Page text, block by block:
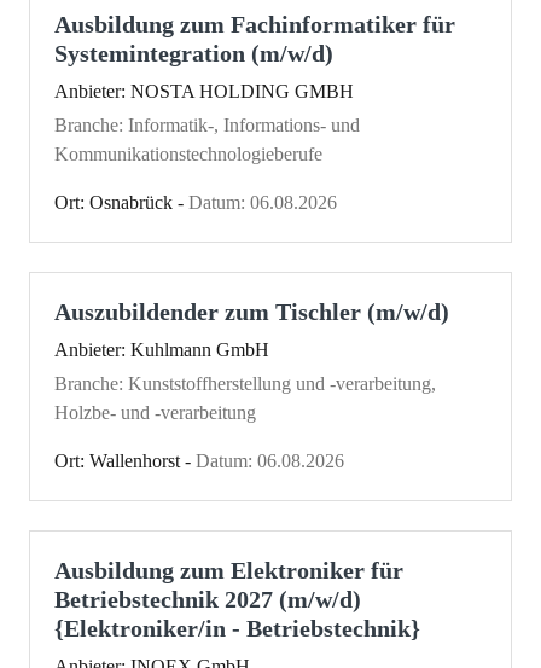
Ausbildung zum Fachinformatiker für
Systemintegration (m/w/d)
Anbieter: NOSTA HOLDING GMBH
Branche: Informatik-, Informations- und
Kommunikationstechnologieberufe
Ort: Osnabrück - Datum: 06.08.2026
Auszubildender zum Tischler (m/w/d)
Anbieter: Kuhlmann GmbH
Branche: Kunststoffherstellung und -verarbeitung,
Holzbe- und -verarbeitung
Ort: Wallenhorst - Datum: 06.08.2026
Ausbildung zum Elektroniker für
Betriebstechnik 2027 (m/w/d)
{Elektroniker/in - Betriebstechnik}